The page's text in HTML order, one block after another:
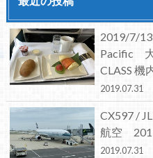
2019/7/13
Pacific
CLASS 機
2019.07.31
CX597 /
航空
2019.07.31